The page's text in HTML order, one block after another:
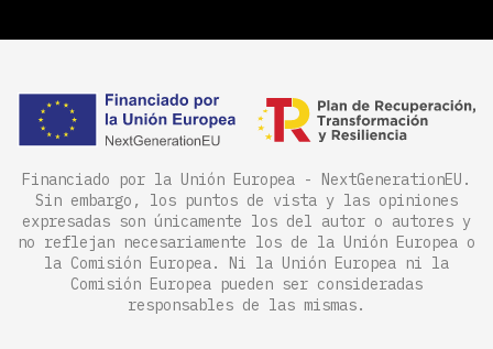
Financiado por la Unión Europea - NextGenerationEU.
Sin embargo, los puntos de vista y las opiniones
expresadas son únicamente los del autor o autores y
no reflejan necesariamente los de la Unión Europea o
la Comisión Europea. Ni la Unión Europea ni la
Comisión Europea pueden ser consideradas
responsables de las mismas.